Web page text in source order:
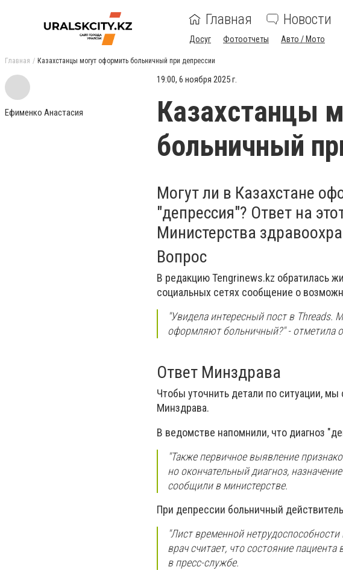
Главная Новости
Досуг Фотоотчеты Авто / Мото
Главная Казахстанцы могут оформить больничный при депрессии
Ефименко Анастасия
19:00, 6 ноября 2025 г.
Казахстанцы
больничный
Могут ли в Казахстане
"депрессия"? Ответ на
Министерства
Вопрос
В редакцию Tengrinews.kz обратилась
социальных сетях сообщение о
"Увидела интересный пост в Threads.
оформляют больничный?" - отметила
Ответ Минздрава
Чтобы уточнить детали по ситуации,
Минздрава.
В ведомстве напомнили, что диагноз
"Также первичное выявление
но окончательный диагноз,
сообщили в министерстве.
При депрессии больничный
"Лист временной
врач считает, что состояние
в пресс-службе.